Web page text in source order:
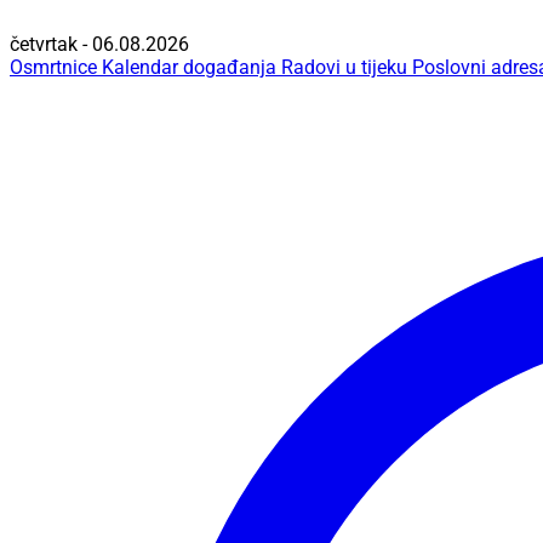
četvrtak - 06.08.2026
Osmrtnice Kalendar događanja Radovi u tijeku Poslovni